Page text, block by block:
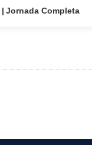
Jornada Completa